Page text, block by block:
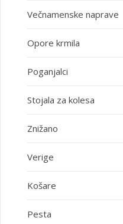
Večnamenske naprave
Opore krmila
Poganjalci
Stojala za kolesa
Znižano
Verige
Košare
Pesta